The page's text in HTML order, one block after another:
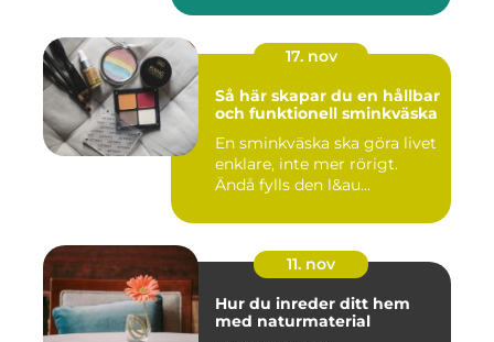
17. nov
Så här skapar du en hållbar
och funktionell sminkväska
En sminkväska ska göra livet
enklare, inte mer rörigt.
Ändå fylls den l&au...
11. nov
Hur du inreder ditt hem
med naturmaterial